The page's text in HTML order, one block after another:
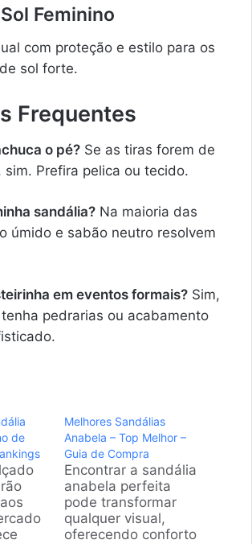
Feminino
com proteção e estilo para os
sol forte.
Frequentes
o pé? Se as tiras forem de
sim. Prefira pelica ou tecido.
sandália? Na maioria das
úmido e sabão neutro resolvem
em eventos formais? Sim,
pedrarias ou acabamento
de
Melhores Sandálias
Anabela – Top Melhor –
Guia de Compra
Encontrar a sandália
anabela perfeita
pode transformar
qualquer visual,
oferecendo conforto